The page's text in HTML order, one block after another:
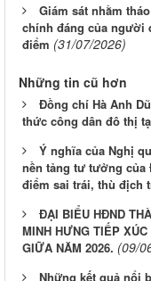
Giám sát nhằm
chính đáng của người
điểm (31/07/2026)
Những tin cũ hơn
Đồng chí Hà Anh
thức công dân đô thị
Ý nghĩa của Nghị
nền tảng tư tưởng của
điểm sai trái, thù địch
ĐẠI BIỂU HĐND
MINH HƯNG TIẾP
GIỮA NĂM 2026. (09/
Những kết quả nổi